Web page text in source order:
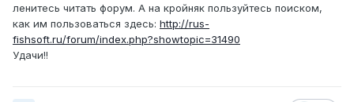
ленитесь читать форум. А на кройняк пользуйтесь поиском,
как им пользоваться здесь: http://rus-
fishsoft.ru/forum/index.php?showtopic=31490
Удачи!!